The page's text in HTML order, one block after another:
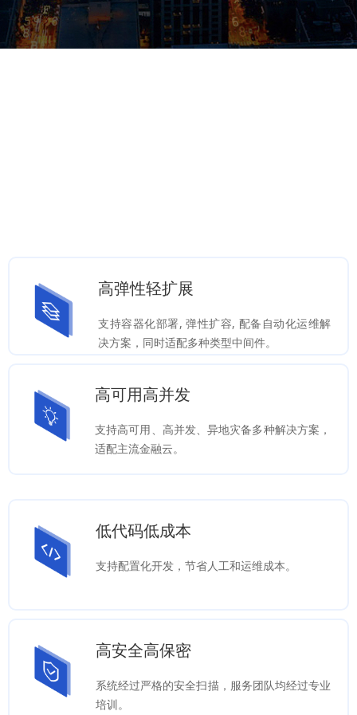
高弹性轻扩展
支持容器化部署, 弹性扩容, 配备自动化运维解
决方案，同时适配多种类型中间件。
高可用高并发
支持高可用、高并发、异地灾备多种解决方案，
适配主流金融云。
低代码低成本
支持配置化开发，节省人工和运维成本。
高安全高保密
系统经过严格的安全扫描，服务团队均经过专业
培训。